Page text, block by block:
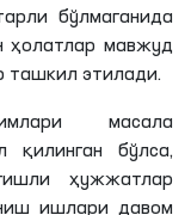
бўлмаганида
ҳолатлар мавжуд
ташкил этилади.
масала
қилинган бўлса,
ҳужжатлар
ишлари давом